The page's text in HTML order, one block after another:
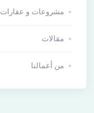
مشروعات و عقارات
مقالات
من أعمالنا